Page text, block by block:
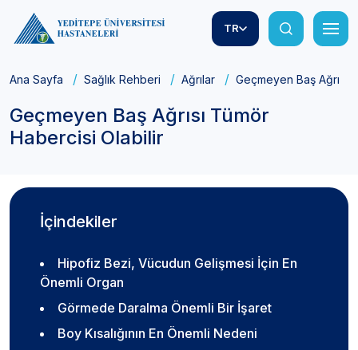
TR
Ana Sayfa Sağlık Rehberi Ağrılar Geçmeyen Baş Ağrısı
Geçmeyen Baş Ağrısı Tümör
Habercisi Olabilir
İçindekiler
Hipofiz Bezi, Vücudun Gelişmesi İçin En
Önemli Organ
Görmede Daralma Önemli Bir İşaret
Boy Kısalığının En Önemli Nedeni